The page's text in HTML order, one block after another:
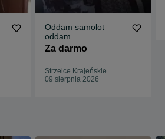
Oddam samolot
oddam
Za darmo
Strzelce Krajeńskie
09 sierpnia 2026